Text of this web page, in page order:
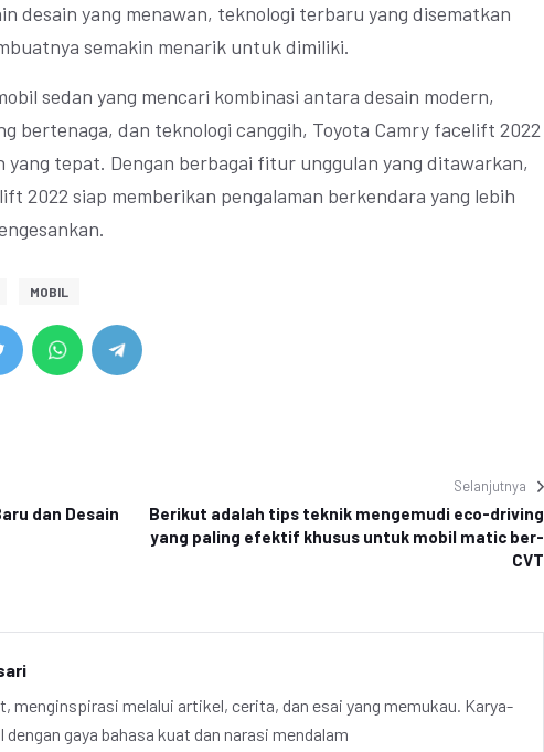
desain yang menawan, teknologi terbaru yang disematkan
semakin menarik untuk dimiliki.
sedan yang mencari kombinasi antara desain modern,
bertenaga, dan teknologi canggih, Toyota Camry facelift 2022
yang tepat. Dengan berbagai fitur unggulan yang ditawarkan,
2022 siap memberikan pengalaman berkendara yang lebih
MOBIL
dan Desain
Selanjutnya
Berikut adalah tips teknik mengemudi eco-driving
yang paling efektif khusus untuk mobil matic ber-
CVT
menginspirasi melalui artikel, cerita, dan esai yang memukau. Karya-
dengan gaya bahasa kuat dan narasi mendalam